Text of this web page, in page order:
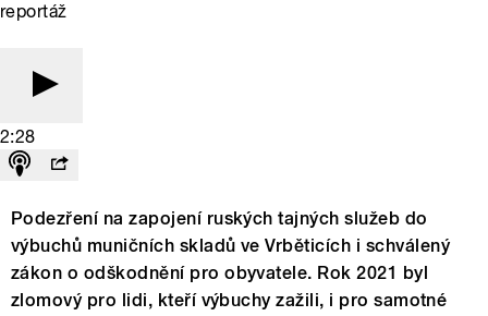
reportáž
2:28
Podezření na zapojení ruských tajných služeb do
výbuchů muničních skladů ve Vrběticích i schválený
zákon o odškodnění pro obyvatele. Rok 2021 byl
zlomový pro lidi, kteří výbuchy zažili, i pro samotné